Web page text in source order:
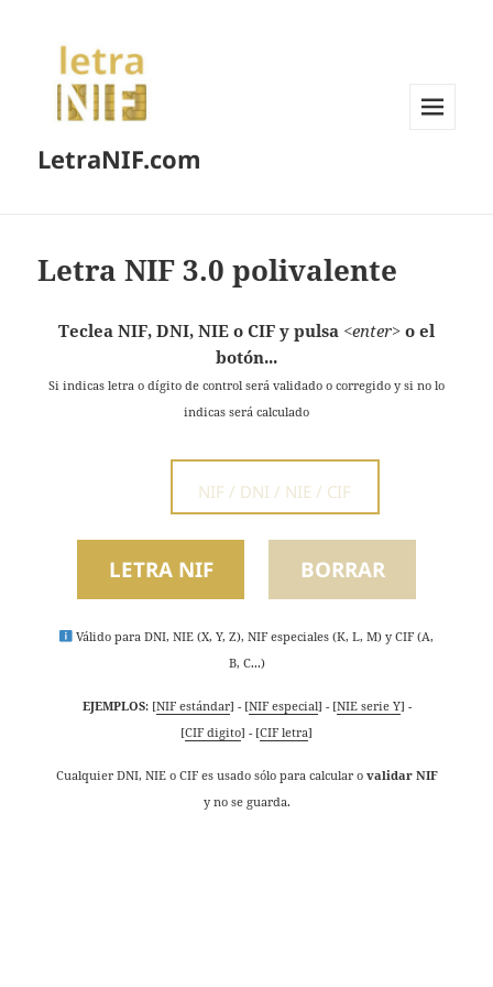
LetraNIF.com
Letra NIF 3.0 polivalente
Teclea NIF, DNI, NIE o CIF y pulsa <enter> o el
botón...
Si indicas letra o dígito de control será validado o corregido y si no lo
indicas será calculado
Válido para DNI, NIE (X, Y, Z), NIF especiales (K, L, M) y CIF (A,
B, C...)
EJEMPLOS: [NIF estándar] - [NIF especial] - [NIE serie Y] -
[CIF digito] - [CIF letra]
Cualquier DNI, NIE o CIF es usado sólo para calcular o validar NIF
y no se guarda.